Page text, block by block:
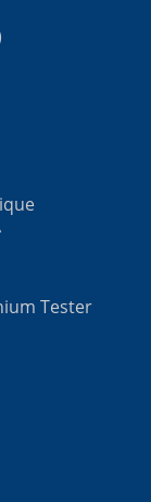
Tester